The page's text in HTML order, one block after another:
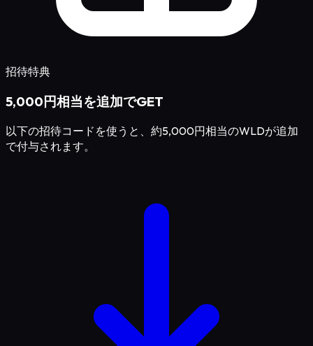
招待特典
5,000円相当を追加でGET
以下の招待コードを使うと、約5,000円相当のWLDが追加
で付与されます。